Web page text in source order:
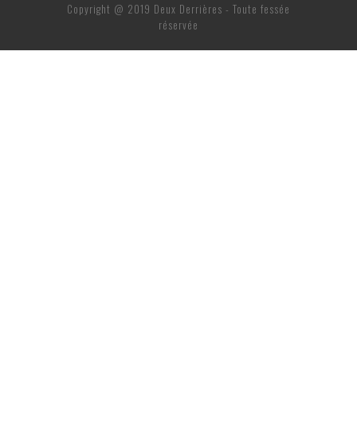
Copyright @ 2019 Deux Derrières - Toute fessée
réservée